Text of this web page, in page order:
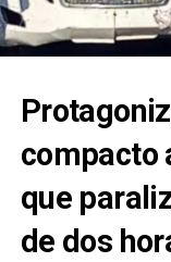
compacto
que
de dos